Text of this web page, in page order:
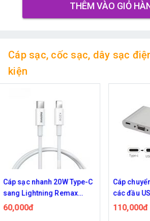
THÊM VÀO GIỎ
Cáp sạc, cốc sạc, dây sạc
kiện
Cáp chuyển đổi Type - C ra
các đầu USB 3.0, VGA và
Type - C
110,000đ
Cable 2
dài 3M
48,000đ